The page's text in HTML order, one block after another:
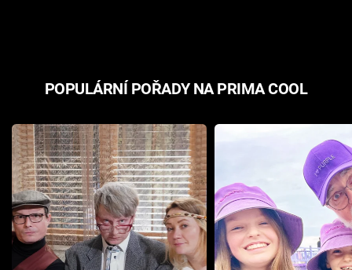
POPULÁRNÍ POŘADY NA PRIMA COOL